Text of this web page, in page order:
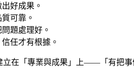
好成果。
可靠。
題處理好。
信任才有根據。
在「專業與成果」上——「有把